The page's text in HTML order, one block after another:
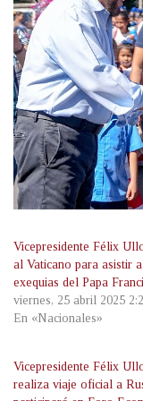
Vicepresidente Félix
al Vaticano para asistir a
exequias del Papa
viernes, 25 abril 2025
En «Nacionales»
Vicepresidente Félix
realiza viaje oficial a